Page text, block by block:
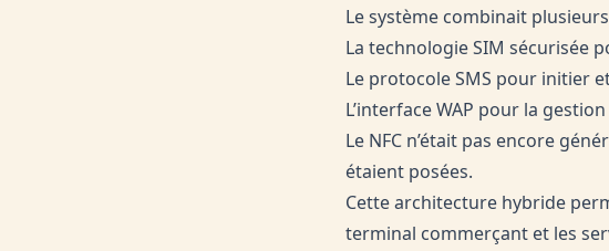
Le système combinait
La technologie SIM sécurisée
Le protocole SMS pour initier
L’interface WAP pour la
Le NFC n’était pas encore
étaient posées.
Cette architecture hybride
terminal commerçant et les